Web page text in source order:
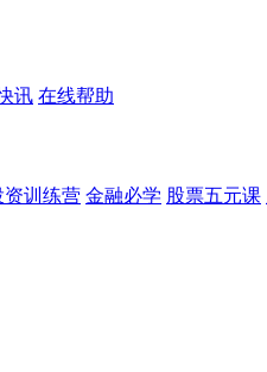
讯 在线帮助
资训练营 金融必学 股票五元课